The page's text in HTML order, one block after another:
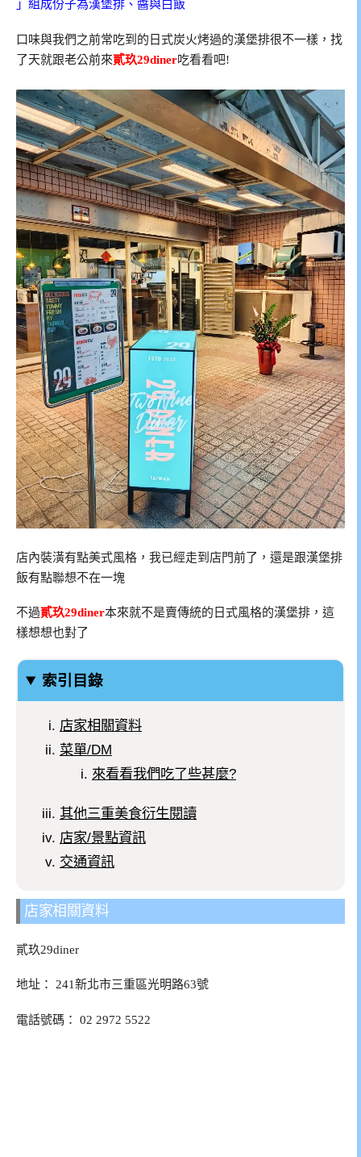
」組成份子為漢堡排、醬與白飯
口味與我們之前常吃到的日式炭火烤過的漢堡排很不一樣，找
了天就跟老公前來貳玖29diner吃看看吧!
店內裝潢有點美式風格，我已經走到店門前了，還是跟漢堡排
飯有點聯想不在一塊
不過貳玖29diner本來就不是賣傳統的日式風格的漢堡排，這
樣想想也對了
索引目錄
店家相關資料
菜單/DM
來看看我們吃了些甚麼?
其他三重美食衍生閱讀
店家/景點資訊
交通資訊
店家相關資料
貳玖29diner
地址： 241新北市三重區光明路63號
電話號碼： 02 2972 5522